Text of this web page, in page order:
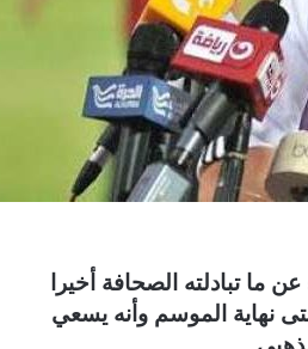
تبادلته الصحافة أخيرا
نهاية الموسم وأنه يسعي